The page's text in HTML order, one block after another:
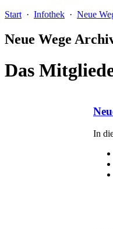
Start · Infothek · Neue
Neue Wege
Das
In